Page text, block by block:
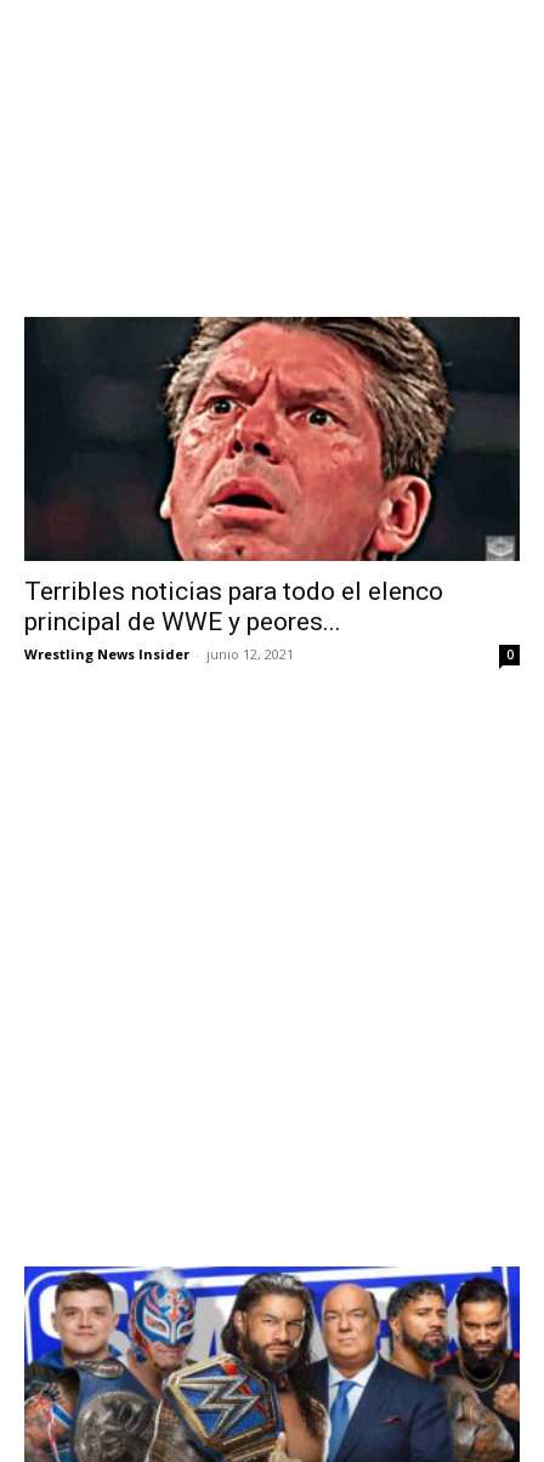
Terribles noticias para todo el elenco
principal de WWE y peores...
Wrestling News Insider - junio 12, 2021 0